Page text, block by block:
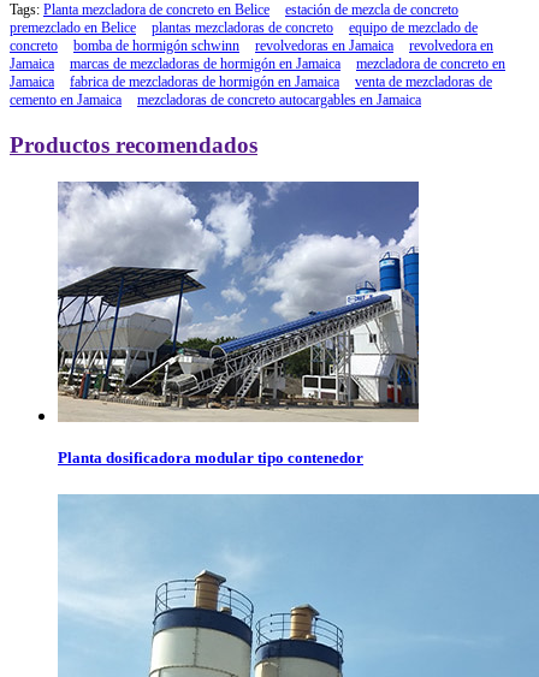
Tags: Planta mezcladora de concreto en Belice
estación de mezcla de concreto
premezclado en Belice
plantas mezcladoras de concreto
equipo de mezclado de
concreto
bomba de hormigón schwinn revolvedoras en Jamaica
revolvedora en
Jamaica
marcas de mezcladoras de hormigón en Jamaica
mezcladora de concreto en
Jamaica
fabrica de mezcladoras de hormigón en Jamaica
venta de mezcladoras de
cemento en Jamaica
mezcladoras de concreto autocargables en Jamaica
Productos recomendados
Planta dosificadora modular tipo contenedor